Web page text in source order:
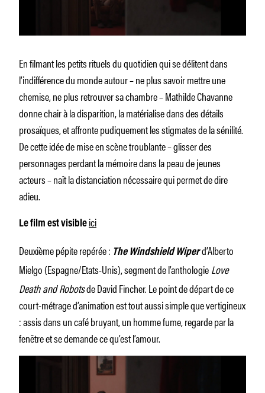
En filmant les petits rituels du quotidien qui se délitent dans
l’indifférence du monde autour – ne plus savoir mettre une
chemise, ne plus retrouver sa chambre – Mathilde Chavanne
donne chair à la disparition, la matérialise dans des détails
prosaïques, et affronte pudiquement les stigmates de la sénilité.
De cette idée de mise en scène troublante – glisser des
personnages perdant la mémoire dans la peau de jeunes
acteurs – naît la distanciation nécessaire qui permet de dire
adieu.
Le film est visible ici
Deuxième pépite repérée : The Windshield Wiper d’Alberto
Mielgo(Espagne/Etats-Unis), segment de l’anthologieLove
Death and Robotsde David Fincher. Le point de départ de ce
court-métrage d’animation est tout aussi simple que vertigineux
: assis dans un café bruyant, un homme fume, regarde par la
fenêtre et se demande ce qu’est l’amour.